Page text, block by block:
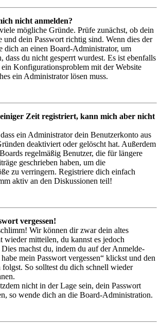
nicht anmelden?
mögliche Gründe. Prüfe zunächst, ob dein
und dein Passwort richtig sind. Wenn dies der
dich an einen Board-Administrator, um
dass du nicht gesperrt wurdest. Es ist ebenfalls
ein Konfigurationsproblem mit der Website
ein Administrator lösen muss.
Zeit registriert, kann mich aber nicht
ein Administrator dein Benutzerkonto aus
deaktiviert oder gelöscht hat. Außerdem
regelmäßig Benutzer, die für längere
geschrieben haben, um die
zu verringern. Registriere dich einfach
aktiv an den Diskussionen teil!
vergessen!
Wir können dir zwar dein altes
wieder mitteilen, du kannst es jedoch
machst du, indem du auf der Anmelde-
mein Passwort vergessen“ klickst und den
So solltest du dich schnell wieder
nicht in der Lage sein, dein Passwort
so wende dich an die Board-Administration.